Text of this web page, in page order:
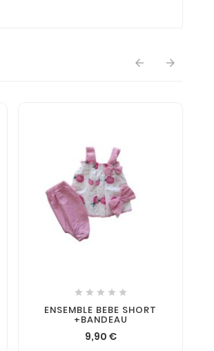
 
    
ENSEMBLE BEBE SHORT
+BANDEAU
9,90 €